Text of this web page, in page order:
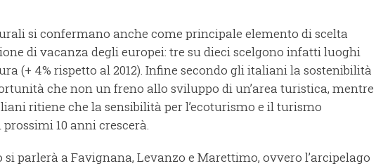
si confermano anche come principale elemento di scelta
di vacanza degli europei: tre su dieci scelgono infatti luoghi
(+ 4% rispetto al 2012). Infine secondo gli italiani la sostenibilità
che non un freno allo sviluppo di un’area turistica, mentre
ritiene che la sensibilità per l’ecoturismo e il turismo
10 anni crescerà.
si parlerà a Favignana, Levanzo e Marettimo, ovvero l’arcipelago